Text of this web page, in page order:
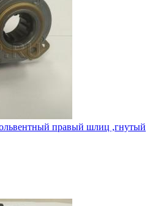
правый шлиц ,гнутый